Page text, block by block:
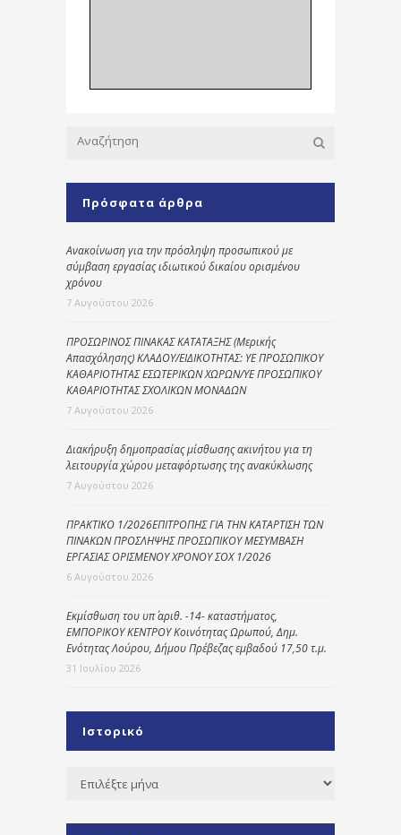
Πρόσφατα άρθρα
Ανακοίνωση για την πρόσληψη προσωπικού με
σύμβαση εργασίας ιδιωτικού δικαίου ορισμένου
χρόνου
7 Αυγούστου 2026
ΠΡΟΣΩΡΙΝΟΣ ΠΙΝΑΚΑΣ ΚΑΤΑΤΑΞΗΣ (Μερικής
Απασχόλησης) ΚΛΑΔΟΥ/ΕΙΔΙΚΟΤΗΤΑΣ: ΥΕ ΠΡΟΣΩΠΙΚΟΥ
ΚΑΘΑΡΙΟΤΗΤΑΣ ΕΣΩΤΕΡΙΚΩΝ ΧΩΡΩΝ/ΥΕ ΠΡΟΣΩΠΙΚΟΥ
ΚΑΘΑΡΙΟΤΗΤΑΣ ΣΧΟΛΙΚΩΝ ΜΟΝΑΔΩΝ
7 Αυγούστου 2026
Διακήρυξη δημοπρασίας μίσθωσης ακινήτου για τη
λειτουργία χώρου μεταφόρτωσης της ανακύκλωσης
7 Αυγούστου 2026
ΠΡΑΚΤΙΚΟ 1/2026ΕΠΙΤΡΟΠΗΣ ΓΙΑ ΤΗΝ ΚΑΤΑΡΤΙΣΗ ΤΩΝ
ΠΙΝΑΚΩΝ ΠΡΟΣΛΗΨΗΣ ΠΡΟΣΩΠΙΚΟΥ ΜΕΣΥΜΒΑΣΗ
ΕΡΓΑΣΙΑΣ ΟΡΙΣΜΕΝΟΥ ΧΡΟΝΟΥ ΣΟΧ 1/2026
6 Αυγούστου 2026
Εκμίσθωση του υπ΄ αριθ. -14- καταστήματος,
ΕΜΠΟΡΙΚΟΥ ΚΕΝΤΡΟΥ Κοινότητας Ωρωπού, Δημ.
Ενότητας Λούρου, Δήμου Πρέβεζας εμβαδού 17,50 τ.μ.
31 Ιουλίου 2026
Ιστορικό
Ιστορικό